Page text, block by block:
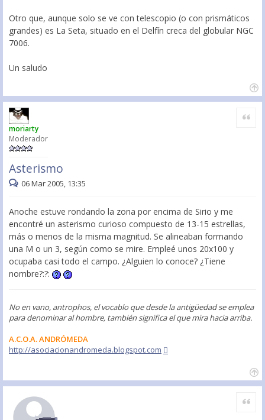
Otro que, aunque solo se ve con telescopio (o con prismáticos
grandes) es La Seta, situado en el Delfín creca del globular NGC
7006.
Un saludo
moriarty
Moderador
Asterismo
Citar
06 Mar 2005, 13:35
Anoche estuve rondando la zona por encima de Sirio y me
encontré un asterismo curioso compuesto de 13-15 estrellas,
más o menos de la misma magnitud. Se alineaban formando
una M o un 3, según como se mire. Empleé unos 20x100 y
ocupaba casi todo el campo. ¿Alguien lo conoce? ¿Tiene
nombre?:?:
No en vano, antrophos, el vocablo que desde la antigüedad se emplea
para denominar al hombre, también significa el que mira hacia arriba.
A.C.O.A. ANDRÓMEDA
http://asociacionandromeda.blogspot.com
Citar